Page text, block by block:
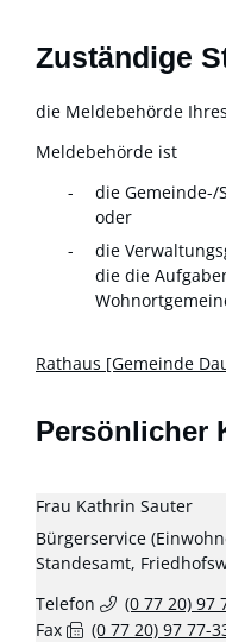
Zuständige
die Meldebehörde
Meldebehörde ist
die Gemeinde-/
oder
die
die die
Rathaus [Gemeinde
Persönlicher
Frau Kathrin Sauter
Bürgerservice
Standesamt,
Telefon
(0 77 20) 97
Fax
(0 77 20) 97 77-